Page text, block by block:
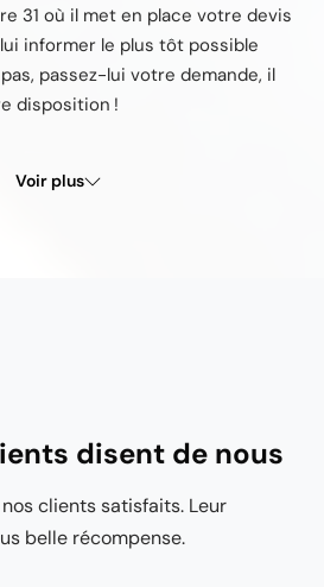
31 où il met en place votre devis
informer le plus tôt possible
passez-lui votre demande, il
disposition !
Voir plus
disent de nous
clients satisfaits. Leur
belle récompense.